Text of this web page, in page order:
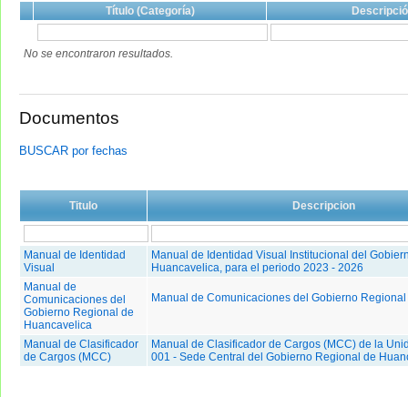
Título (Categoría)
No se encontraron resultados.
Documentos
BUSCAR por fechas
Titulo Descripcion
Manual de Identidad
Visual
Manual de Identidad Visual Institucional del
Huancavelica, para el periodo 2023 - 2026
Manual de
Comunicaciones del
Gobierno Regional de
Huancavelica
Manual de Comunicaciones del Gobierno
Manual de Clasificador
de Cargos (MCC)
Manual de Clasificador de Cargos (MCC) de la
001 - Sede Central del Gobierno Regional de